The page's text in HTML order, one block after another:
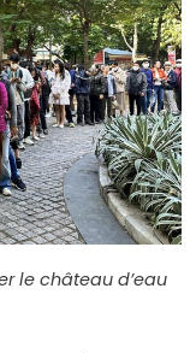
le château d’eau